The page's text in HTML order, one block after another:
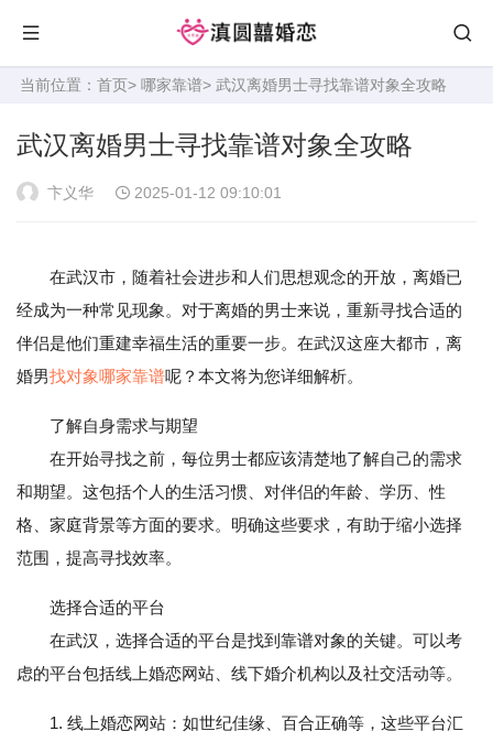
当前位置： 首页> 哪家靠谱> 武汉离婚男士寻找靠谱对象全攻略
武汉离婚男士寻找靠谱对象全攻略
卞义华 2025-01-12 09:10:01
在武汉市，随着社会进步和人们思想观念的开放，离婚已
经成为一种常见现象。对于离婚的男士来说，重新寻找合适的
伴侣是他们重建幸福生活的重要一步。在武汉这座大都市，离
婚男找对象哪家靠谱呢？本文将为您详细解析。
了解自身需求与期望
在开始寻找之前，每位男士都应该清楚地了解自己的需求
和期望。这包括个人的生活习惯、对伴侣的年龄、学历、性
格、家庭背景等方面的要求。明确这些要求，有助于缩小选择
范围，提高寻找效率。
选择合适的平台
在武汉，选择合适的平台是找到靠谱对象的关键。可以考
虑的平台包括线上婚恋网站、线下婚介机构以及社交活动等。
1. 线上婚恋网站：如世纪佳缘、百合正确等，这些平台汇